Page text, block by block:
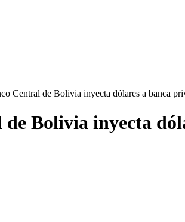
Central de Bolivia inyecta dólares a banca
Bolivia inyecta